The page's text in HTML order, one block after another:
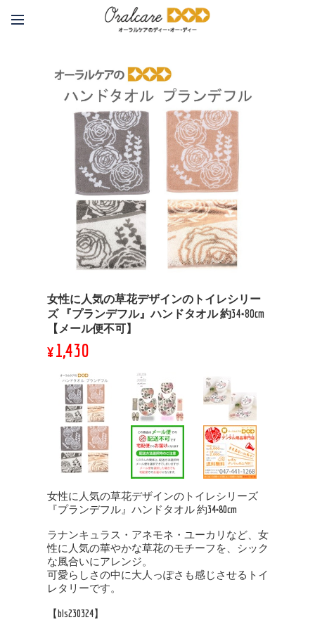
女性に人気の草花デザインのトイレシリー
ズ 『プランデフル』ハンドタオル 約34×80cm
【メール便不可】
¥1,430
女性に人気の草花デザインのトイレシリーズ
『プランデフル』ハンドタオル 約34×80cm
ラナンキュラス・アネモネ・ユーカリなど、女
性に人気の華やかな草花のモチーフを、シック
な風合いにアレンジ。
可愛らしさの中に大人っぽさも感じさせるトイ
レタリーです。
【bls230324】